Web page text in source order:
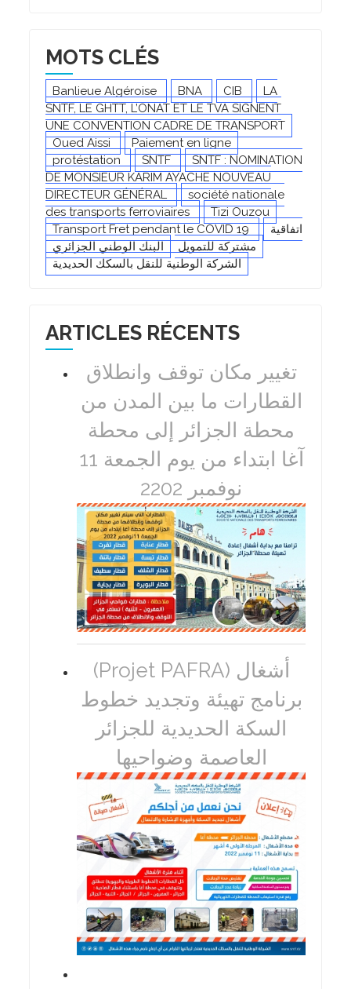
MOTS CLÉS
Banlieue Algéroise BNA CIB
LA
SNTF, LE GHTT, L’ONAT ET LE TVA SIGNENT
UNE CONVENTION CADRE DE TRANSPORT
Oued Aissi
Paiement en ligne
protéstation
SNTF
SNTF : NOMINATION
DE MONSIEUR KARIM AYACHE NOUVEAU
DIRECTEUR GÉNÉRAL
société nationale
des transports ferroviaires
Tizi Ouzou
Transport Fret pendant le COVID 19
اتفاقية
مشتركة للتمويل
البنك الوطني الجزائري
الشركة الوطنية للنقل بالسكك الحديدية
ARTICLES RÉCENTS
تغيير مكان توقف وانطلاق
القطارات ما بين المدن من
محطة الجزائر إلى محطة
آغا ابتداء من يوم الجمعة 11
نوفمبر 2202
(Projet PAFRA) أشغال
برنامج تهيئة وتجديد خطوط
السكة الحديدية للجزائر
العاصمة وضواحيها